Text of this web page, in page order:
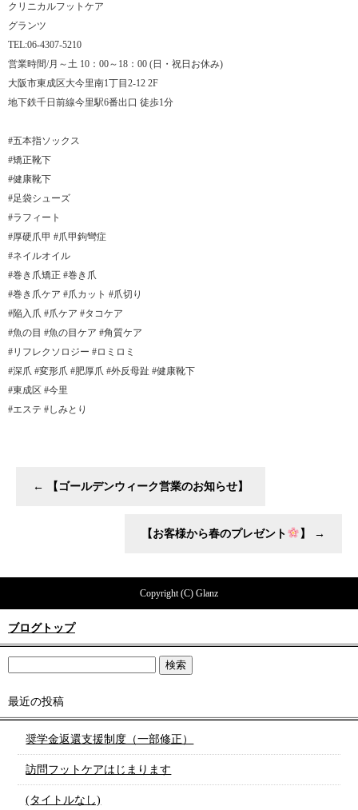
クリニカルフットケア
グランツ
TEL:06-4307-5210
営業時間/月～土 10：00～18：00 (日・祝日お休み)
大阪市東成区大今里南1丁目2-12 2F
地下鉄千日前線今里駅6番出口 徒歩1分
#五本指ソックス
#矯正靴下
#健康靴下
#足袋シューズ
#ラフィート
#厚硬爪甲 #爪甲鉤彎症
#ネイルオイル
#巻き爪矯正 #巻き爪
#巻き爪ケア #爪カット #爪切り
#陥入爪 #爪ケア #タコケア
#魚の目 #魚の目ケア #角質ケア
#リフレクソロジー #ロミロミ
#深爪 #変形爪 #肥厚爪 #外反母趾 #健康靴下
#東成区 #今里
#エステ #しみとり
← 【ゴールデンウィーク営業のお知らせ】
【お客様から春のプレゼント 】 →
Copyright (C) Glanz
ブログトップ
最近の投稿
奨学金返還支援制度（一部修正）
訪問フットケアはじまります
(タイトルなし)